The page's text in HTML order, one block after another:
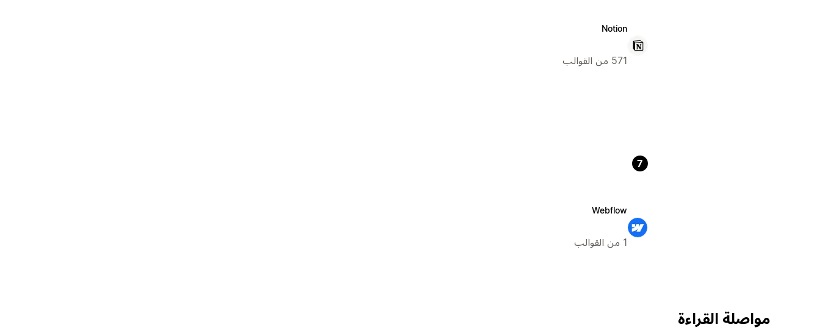
Notion
571 من القوالب
7
Webflow
1 من القوالب
مواصلة القراءة